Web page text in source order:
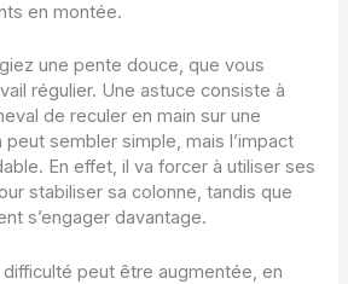
en montée.
une pente douce, que vous
régulier. Une astuce consiste à
de reculer en main sur une
sembler simple, mais l’impact
En effet, il va forcer à utiliser ses
stabiliser sa colonne, tandis que
s’engager davantage.
peut être augmentée, en